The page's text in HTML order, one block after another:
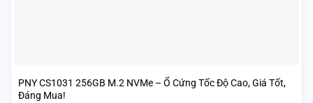
PNY CS1031 256GB M.2 NVMe – Ổ Cứng Tốc Độ Cao, Giá Tốt,
Đáng Mua!